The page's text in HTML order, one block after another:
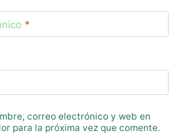
*
correo electrónico y web en
para la próxima vez que comente.